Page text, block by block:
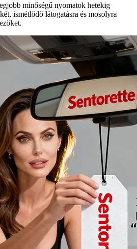
minőségű nyomatok hetekig
ismétlődő látogatásra és mosolyra